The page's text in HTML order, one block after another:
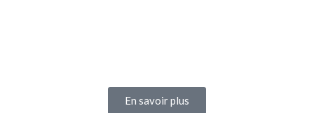
En savoir plus